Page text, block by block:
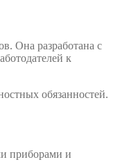
Она разработана с
к
обязанностей.
приборами и